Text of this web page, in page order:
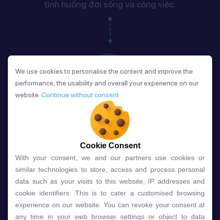
tình huống đời sống và công việc.
Phản Hồi
Sau mỗi bài học, người học nhận phản hồi về phát
âm và ngữ pháp ngay lập tức, giúp cải thiện kỹ năng
và tiến bộ nhanh chóng.
We use cookies to personalise the content and improve the
performance, the usability and overall your experience on our
website. Continue without consent
Cookie Consent
With your consent, we and our partners use cookies or
similar technologies to store, access and process personal
data such as your visits to this website, IP addresses and
cookie identifiers. This is to cater a customised browsing
experience on our website. You can revoke your consent at
any time in your web browser settings or object to data
We use cookies to personalise the content and improve the
performance, the usability and overall your experience on our
website. Continue without consent
Cookie Consent
With your consent, we and our partners use cookies or
similar technologies to store, access and process personal
data such as your visits to this website, IP addresses and
cookie identifiers. This is to cater a customised browsing
experience on our website. You can revoke your consent at
any time in your web browser settings or object to data